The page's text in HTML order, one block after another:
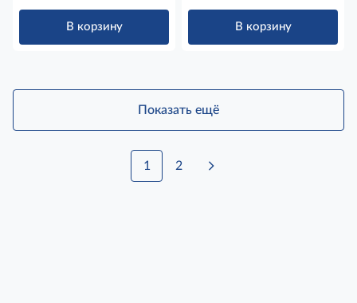
В корзину В корзину
Показать ещё
1 2